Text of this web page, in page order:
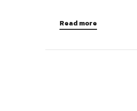
Read more